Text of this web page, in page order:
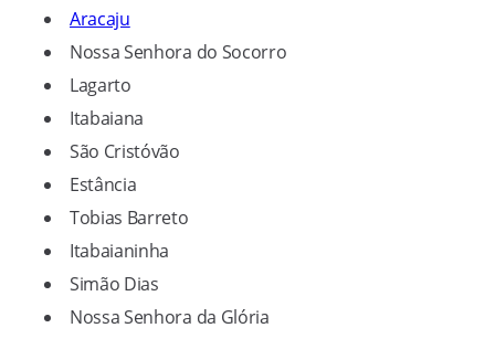
Aracaju
Nossa Senhora do Socorro
Lagarto
Itabaiana
São Cristóvão
Estância
Tobias Barreto
Itabaianinha
Simão Dias
Nossa Senhora da Glória